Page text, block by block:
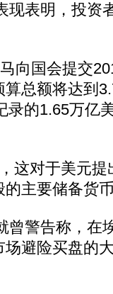
表明，投资
国会提交
总额将达到
录的1.65万亿
对于美元提
主要储备货
警告称，在
避险买盘的